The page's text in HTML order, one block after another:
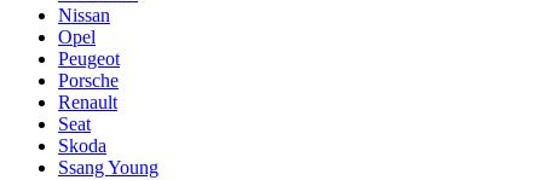
Nissan
Opel
Peugeot
Porsche
Renault
Seat
Skoda
Ssang Young